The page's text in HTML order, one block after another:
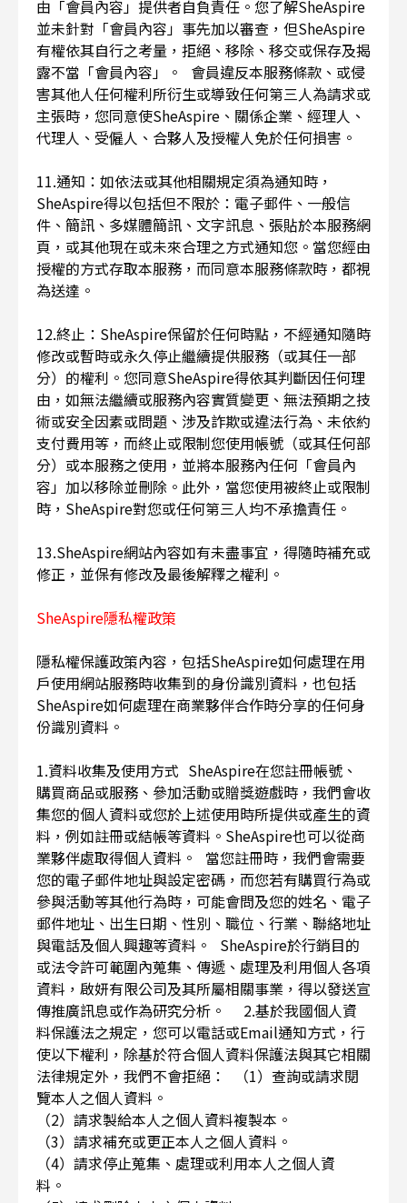
由「會員內容」提供者自負責任。您了解SheAspire
並未針對「會員內容」事先加以審查，但SheAspire
有權依其自行之考量，拒絕、移除、移交或保存及揭
露不當「會員內容」。 會員違反本服務條款、或侵
害其他人任何權利所衍生或導致任何第三人為請求或
主張時，您同意使SheAspire、關係企業、經理人、
代理人、受僱人、合夥人及授權人免於任何損害。
11.通知：如依法或其他相關規定須為通知時，
SheAspire得以包括但不限於：電子郵件、一般信
件、簡訊、多媒體簡訊、文字訊息、張貼於本服務網
頁，或其他現在或未來合理之方式通知您。當您經由
授權的方式存取本服務，而同意本服務條款時，都視
為送達。
12.終止：SheAspire保留於任何時點，不經通知隨時
修改或暫時或永久停止繼續提供服務（或其任一部
分）的權利。您同意SheAspire得依其判斷因任何理
由，如無法繼續或服務內容實質變更、無法預期之技
術或安全因素或問題、涉及詐欺或違法行為、未依約
支付費用等，而終止或限制您使用帳號（或其任何部
分）或本服務之使用，並將本服務內任何「會員內
容」加以移除並刪除。此外，當您使用被終止或限制
時，SheAspire對您或任何第三人均不承擔責任。
13.SheAspire網站內容如有未盡事宜，得隨時補充或
修正，並保有修改及最後解釋之權利。
SheAspire隱私權政策
隱私權保護政策內容，包括SheAspire如何處理在用
戶使用網站服務時收集到的身份識別資料，也包括
SheAspire如何處理在商業夥伴合作時分享的任何身
份識別資料。
1.資料收集及使用方式 SheAspire在您註冊帳號、
購買商品或服務、參加活動或贈獎遊戲時，我們會收
集您的個人資料或您於上述使用時所提供或產生的資
料，例如註冊或結帳等資料。SheAspire也可以從商
業夥伴處取得個人資料。 當您註冊時，我們會需要
您的電子郵件地址與設定密碼，而您若有購買行為或
參與活動等其他行為時，可能會問及您的姓名、電子
郵件地址、出生日期、性別、職位、行業、聯絡地址
與電話及個人興趣等資料。 SheAspire於行銷目的
或法令許可範圍內蒐集、傳遞、處理及利用個人各項
資料，啟妍有限公司及其所屬相關事業，得以發送宣
傳推廣訊息或作為研究分析。 2.基於我國個人資
料保護法之規定，您可以電話或Email通知方式，行
使以下權利，除基於符合個人資料保護法與其它相關
法律規定外，我們不會拒絕： （1）查詢或請求閱
覽本人之個人資料。
（2）請求製給本人之個人資料複製本。
（3）請求補充或更正本人之個人資料。
（4）請求停止蒐集、處理或利用本人之個人資
料。